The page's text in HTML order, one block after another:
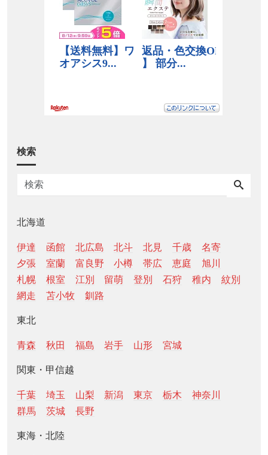
検索
北海道
伊達 函館 北広島 北斗 北見 千歳
名寄
夕張
室蘭 富良野 小樽 帯広 恵庭
旭川
札幌
根室 江別 留萌 登別 石狩 稚内
紋別
網走
苫小牧 釧路
東北
青森 秋田 福島 岩手 山形 宮城
関東・甲信越
千葉 埼玉 山梨 新潟 東京 栃木
神奈川
群馬
茨城 長野
東海・北陸